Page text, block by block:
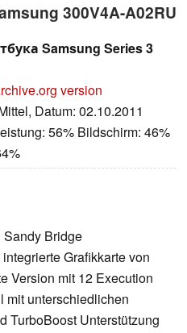
300V4A-A02RU
Samsung Series 3
version
Datum: 02.10.2011
56% Bildschirm: 46%
Sandy Bridge
Grafikkarte von
Version mit 12 Execution
mit unterschiedlichen
TurboBoost Unterstützung